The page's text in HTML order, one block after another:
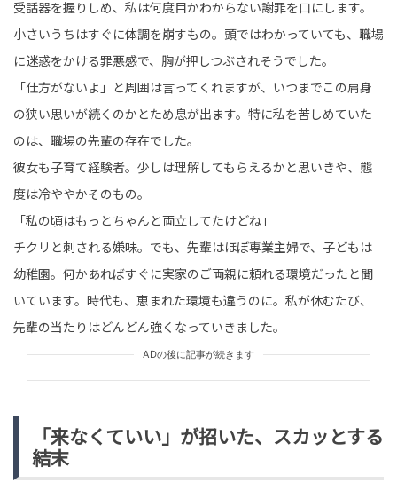
受話器を握りしめ、私は何度目かわからない謝罪を口にします。
小さいうちはすぐに体調を崩すもの。頭ではわかっていても、職場
に迷惑をかける罪悪感で、胸が押しつぶされそうでした。
「仕方がないよ」と周囲は言ってくれますが、いつまでこの肩身
の狭い思いが続くのかとため息が出ます。特に私を苦しめていた
のは、職場の先輩の存在でした。
彼女も子育て経験者。少しは理解してもらえるかと思いきや、態
度は冷ややかそのもの。
「私の頃はもっとちゃんと両立してたけどね」
チクリと刺される嫌味。でも、先輩はほぼ専業主婦で、子どもは
幼稚園。何かあればすぐに実家のご両親に頼れる環境だったと聞
いています。時代も、恵まれた環境も違うのに。私が休むたび、
先輩の当たりはどんどん強くなっていきました。
ADの後に記事が続きます
「来なくていい」が招いた、スカッとする
結末